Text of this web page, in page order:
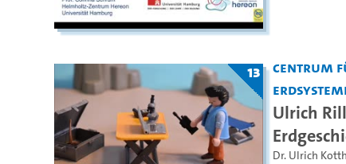
13 Centrum
Ulrich
Dr. Ulrich